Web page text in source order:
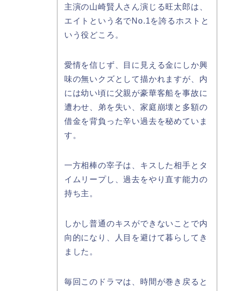
主演の山崎賢人さん演じる旺太郎は、
エイトという名でNo.1を誇るホストと
いう役どころ。
愛情を信じず、目に見える金にしか興
味の無いクズとして描かれますが、内
には幼い頃に父親が豪華客船を事故に
遭わせ、弟を失い、家庭崩壊と多額の
借金を背負った辛い過去を秘めていま
す。
一方相棒の宰子は、キスした相手とタ
イムリープし、過去をやり直す能力の
持ち主。
しかし普通のキスができないことで内
向的になり、人目を避けて暮らしてき
ました。
毎回このドラマは、時間が巻き戻ると